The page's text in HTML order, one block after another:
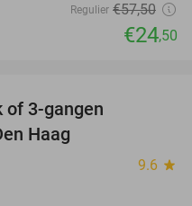
Regulier €57,50
€24,50
of 3-gangen
Haag
9.6 star